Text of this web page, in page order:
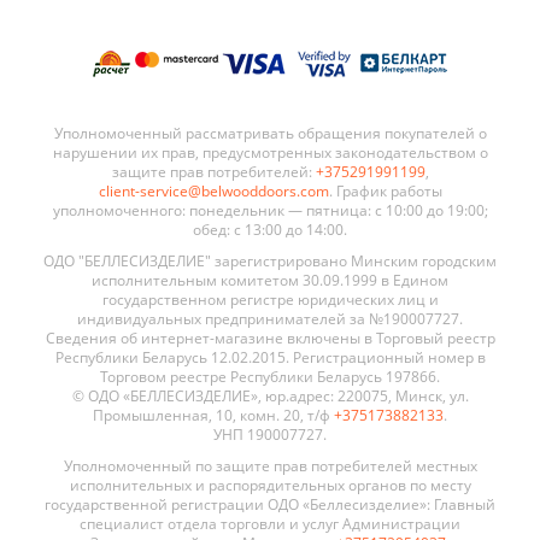
Уполномоченный рассматривать обращения покупателей о
нарушении их прав, предусмотренных законодательством о
защите прав потребителей: +375291991199,
client-service@belwooddoors.com. График работы
уполномоченного: понедельник — пятница: с 10:00 до 19:00;
обед: с 13:00 до 14:00.
ОДО "БЕЛЛЕСИЗДЕЛИЕ" зарегистрировано Минским городским
исполнительным комитетом 30.09.1999 в Едином
государственном регистре юридических лиц и
индивидуальных предпринимателей за №190007727.
Сведения об интернет-магазине включены в Торговый реестр
Республики Беларусь 12.02.2015. Регистрационный номер в
Торговом реестре Республики Беларусь 197866.
© ОДО «БЕЛЛЕСИЗДЕЛИЕ», юр.адрес: 220075, Минск, ул.
Промышленная, 10, комн. 20, т/ф +375173882133.
УНП 190007727.
Уполномоченный по защите прав потребителей местных
исполнительных и распорядительных органов по месту
государственной регистрации ОДО «Беллесизделие»: Главный
специалист отдела торговли и услуг Администрации